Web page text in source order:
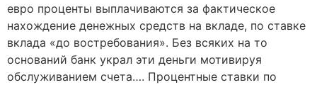
евро проценты выплачиваются за фактическое
нахождение денежных средств на вкладе, по ставке
вклада «до востребования». Без всяких на то
оснований банк украл эти деньги мотивируя
обслуживанием счета…. Процентные ставки по